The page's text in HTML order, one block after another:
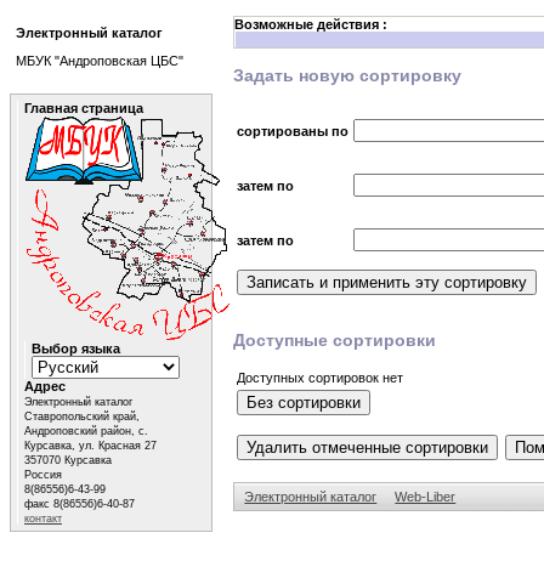
Возможные действия :
Задать новую сортировку
сортированы по
затем по
затем по
Доступные сортировки
Доступных сортировок нет
Электронный каталог Web-Liber
Электронный каталог
МБУК "Андроповская ЦБС"
Главная страница
Выбор языка
Адрес
Электронный каталог
Ставропольский край,
Андроповский район, с.
Курсавка, ул. Красная 27
357070 Курсавка
Россия
8(86556)6-43-99
факс 8(86556)6-40-87
контакт